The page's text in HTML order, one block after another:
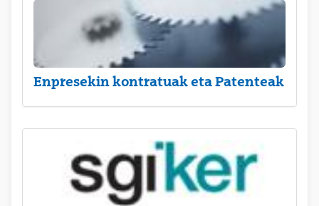
Enpresekin kontratuak eta Patenteak